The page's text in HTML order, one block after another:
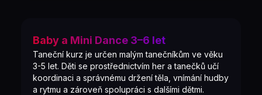
Baby a Mini Dance 3–6 let
Taneční kurz je určen malým tanečníkům ve věku
3-5 let. Děti se prostřednictvím her a tanečků učí
koordinaci a správnému držení těla, vnímání hudby
a rytmu a zároveň spolupráci s dalšími dětmi.